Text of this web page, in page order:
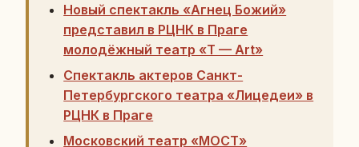
Новый спектакль «Агнец Божий»
представил в РЦНК в Праге
молодёжный театр «T — Art»
Спектакль актеров Санкт-
Петербургского театра «Лицедеи» в
РЦНК в Праге
Московский театр «МОСТ»